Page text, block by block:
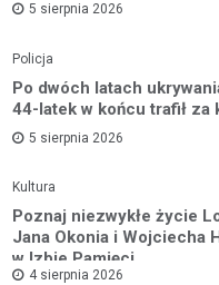
5 sierpnia 2026
Policja
Po dwóch latach
44-latek w końcu trafił za
5 sierpnia 2026
Kultura
Poznaj niezwykłe życie
Jana Okonia i Wojciecha
w Izbie Pamięci
4 sierpnia 2026